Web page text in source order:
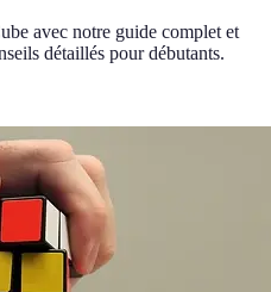
avec notre guide complet et
détaillés pour débutants.